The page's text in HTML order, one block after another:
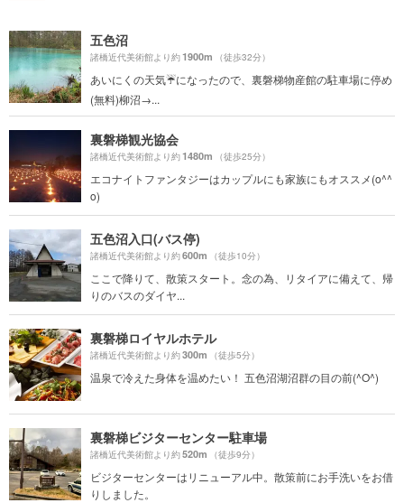
五色沼
諸橋近代美術館より約1900m （徒歩32分）
あいにくの天気☔️になったので、裏磐梯物産館の駐車場に停め
(無料)柳沼→...
裏磐梯観光協会
諸橋近代美術館より約1480m （徒歩25分）
エコナイトファンタジーはカップルにも家族にもオススメ(o^^
o)
五色沼入口(バス停)
諸橋近代美術館より約600m （徒歩10分）
ここで降りて、散策スタート。念の為、リタイアに備えて、帰
りのバスのダイヤ...
裏磐梯ロイヤルホテル
諸橋近代美術館より約300m （徒歩5分）
温泉で冷えた身体を温めたい！ 五色沼湖沼群の目の前(^O^)
裏磐梯ビジターセンター駐車場
諸橋近代美術館より約520m （徒歩9分）
ビジターセンターはリニューアル中。散策前にお手洗いをお借
りしました。